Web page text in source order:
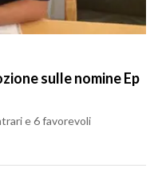
sulle nomine Ep
e 6 favorevoli